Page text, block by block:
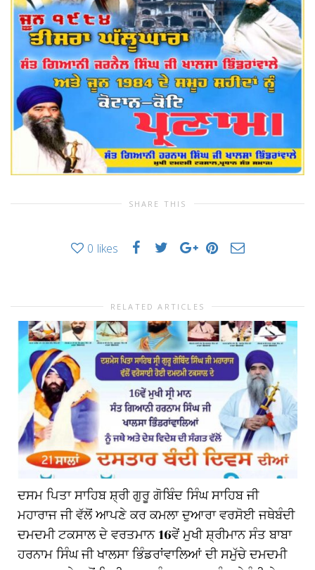
SHARE THIS
0 likes
RELATED ARTICLES
ਦਸਮ ਪਿਤਾ ਸਾਹਿਬ ਸ਼੍ਰੀ ਗੁਰੂ ਗੋਬਿੰਦ ਸਿੰਘ ਸਾਹਿਬ ਜੀ
ਮਹਾਰਾਜ ਜੀ ਵੱਲੋਂ ਆਪਣੇ ਕਰ ਕਮਲਾ ਦੁਆਰਾ ਵਰਸੋਈ ਜਥੇਬੰਦੀ
ਦਮਦਮੀ ਟਕਸਾਲ ਦੇ ਵਰਤਮਾਨ 16ਵੇਂ ਮੁਖੀ ਸ਼੍ਰੀਮਾਨ ਸੰਤ ਬਾਬਾ
ਹਰਨਾਮ ਸਿੰਘ ਜੀ ਖਾਲਸਾ ਭਿੰਡਰਾਂਵਾਲਿਆਂ ਦੀ ਸਮੁੱਚੇ ਦਮਦਮੀ